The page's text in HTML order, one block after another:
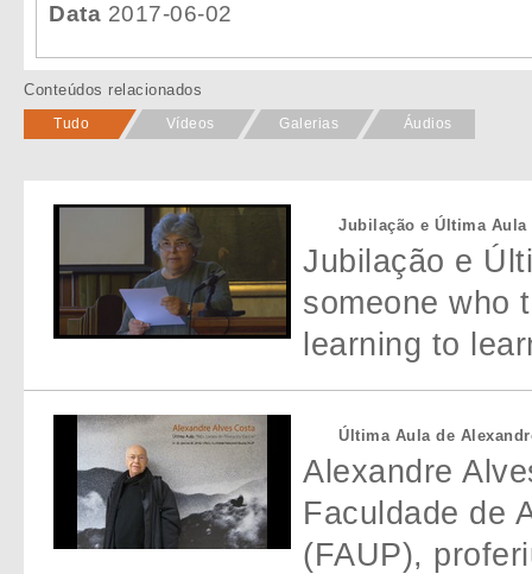
Data 2017-06-02
Conteúdos relacionados
Tudo Vídeos Galerias Áudios
Jubilação e Última Aula
Jubilação e
someone who
learning to
Última Aula de
Alexandre
Faculdade de
(FAUP),